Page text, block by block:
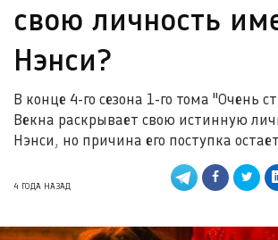
свою личность
Нэнси?
В конце 4-го сезона 1-го тома "Очень
Векна раскрывает свою истинную
Нэнси, но причина его поступка
4 ГОДА НАЗАД